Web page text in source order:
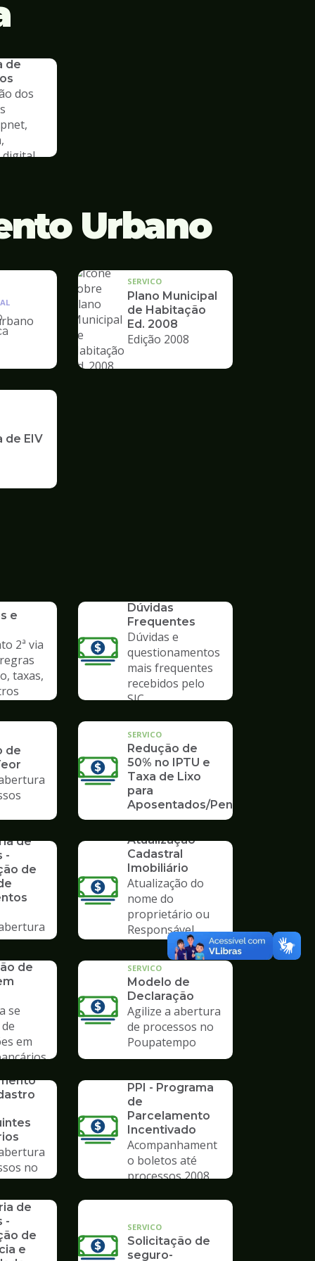
de
dos
digital
Urbano
SERVICO
Plano Municipal
de Habitação
Ed. 2008
Edição 2008
de EIV
e
2ª via
taxas,
Dúvidas
Frequentes
Dúvidas e
questionamentos
mais frequentes
recebidos pelo
SIC
de
SERVICO
Redução de
50% no IPTU e
Taxa de Lixo
para
Aposentados/Pensionistas
de
-
de
no
Atualização
Cadastral
Imobiliário
Atualização do
nome do
proprietário ou
Responsável
Tributário
de
se
em
SERVICO
Modelo de
Declaração
Agilize a abertura
de processos no
Poupatempo
no
PPI - Programa
de
Parcelamento
Incentivado
Acompanhament
o boletos até
processos 2008
de
-
de
e
SERVICO
Solicitação de
seguro-